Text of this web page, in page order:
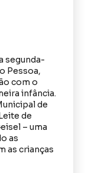
segunda-
Pessoa,
com o
infância.
de
de
– uma
as
as crianças